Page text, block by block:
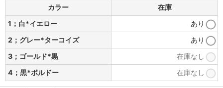
カラー
在庫
1；白*イエロー
あり
2；グレー*ターコイズ
あり
3；ゴールド*黒
在庫なし
4；黒*ボルドー
在庫なし